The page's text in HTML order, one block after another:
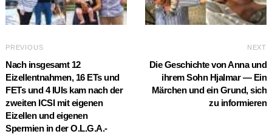
PREVIOUS
Nach insgesamt 12
Eizellentnahmen, 16 ETs und
FETs und 4 IUIs kam nach der
zweiten ICSI mit eigenen
Eizellen und eigenen
Spermien in der O.L.G.A.-
NEXT
Die Geschichte von Anna und
ihrem Sohn Hjalmar — Ein
Märchen und ein Grund, sich
zu informieren